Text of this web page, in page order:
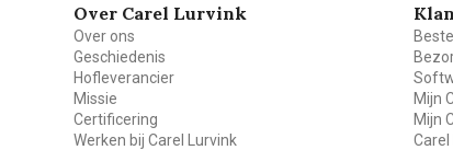
Over Carel Lurvink
Over ons
Geschiedenis
Hofleverancier
Missie
Certificering
Werken bij Carel Lurvink
Mijn
Mijn
Carel